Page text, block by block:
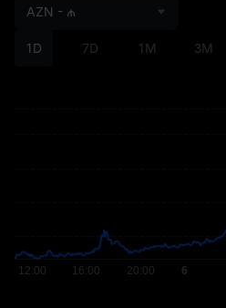
1D 7D 1M 3M
AZN - ₼